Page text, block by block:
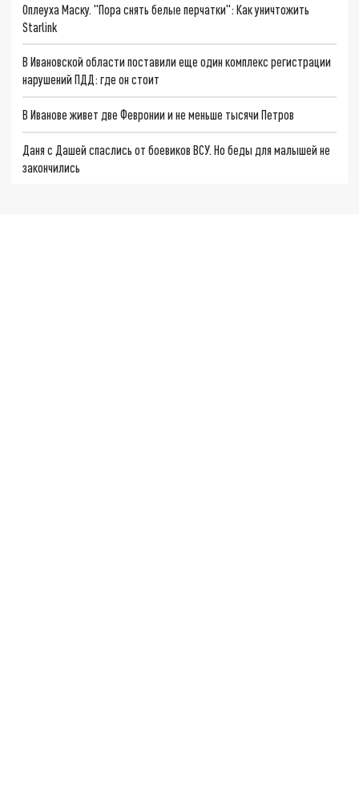
Оплеуха Маску. "Пора снять белые перчатки": Как уничтожить
Starlink
В Ивановской области поставили еще один комплекс регистрации
нарушений ПДД: где он стоит
В Иванове живет две Февронии и не меньше тысячи Петров
Даня с Дашей спаслись от боевиков ВСУ. Но беды для малышей не
закончились